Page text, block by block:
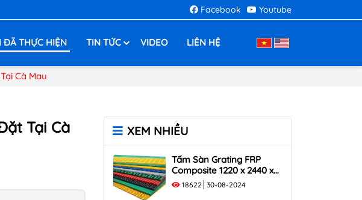
Facebook Youtube
ĐÃ THỰC HIỆN TIN TỨC VIDEO LIÊN HỆ
Cà Mau
Tại Cà
XEM NHIỀU
Tấm Sàn Grating FRP
Composite 1220 x 2440 x
3518622 30-08-2024